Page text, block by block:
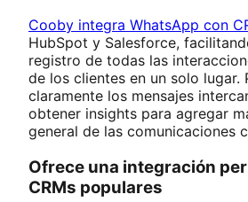
Cooby integra WhatsApp con
HubSpot y Salesforce,
registro de todas las
de los clientes en un solo lugar.
claramente los mensajes
obtener insights para agregar
general de las comunicaciones
Ofrece una integración
CRMs populares